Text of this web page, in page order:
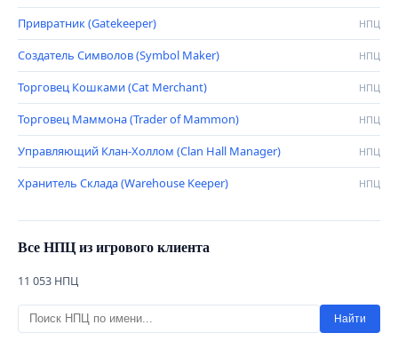
Привратник (Gatekeeper) НПЦ
Создатель Символов (Symbol Maker) НПЦ
Торговец Кошками (Cat Merchant) НПЦ
Торговец Маммона (Trader of Mammon) НПЦ
Управляющий Клан-Холлом (Clan Hall Manager) НПЦ
Хранитель Склада (Warehouse Keeper) НПЦ
Все НПЦ из игрового клиента
11 053 НПЦ
Найти